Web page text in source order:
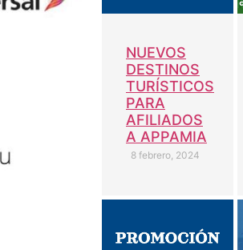
NUEVOS
DESTINOS
TURÍSTICOS
PARA
AFILIADOS
A APPAMIA
8 febrero, 2024